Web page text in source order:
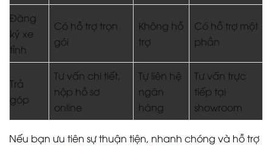
Đăng
ký xe
tỉnh
Có hỗ trợ trọn
gói
Không hỗ
trợ
Có hỗ trợ một
phần
Trả
góp
Tư vấn chi tiết,
nộp hồ sơ
online
Tự liên hệ
ngân
hàng
Tư vấn trực
tiếp tại
showroom
Nếu bạn ưu tiên sự thuận tiện, nhanh chóng và hỗ trợ